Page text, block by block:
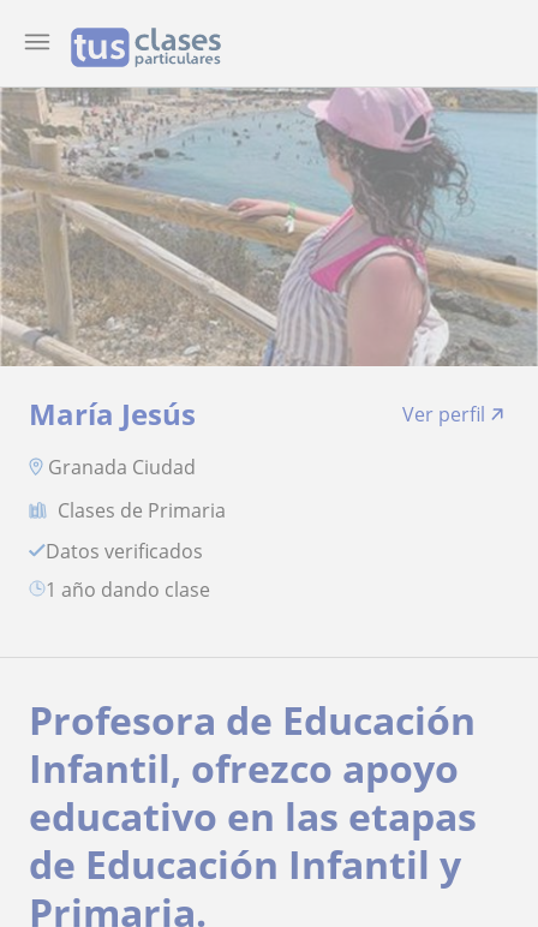
María Jesús
Ver perfil
Granada Ciudad
Clases de Primaria
Datos verificados
1 año dando clase
Profesora de Educación
Infantil, ofrezco apoyo
educativo en las etapas
de Educación Infantil y
Primaria.